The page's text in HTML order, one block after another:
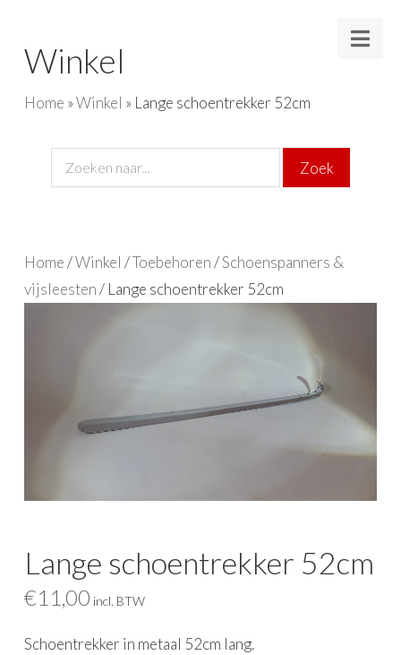
Winkel
Home »Winkel » Lange schoentrekker 52cm
Home/Winkel /Toebehoren/Schoenspanners &
vijsleesten/ Lange schoentrekker 52cm
Lange schoentrekker 52cm
€11,00 incl. BTW
Schoentrekker in metaal 52cm lang.